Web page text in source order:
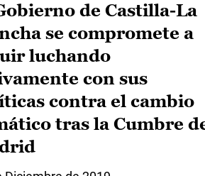
de Castilla-La
se compromete a
luchando
con sus
contra el cambio
tras la Cumbre